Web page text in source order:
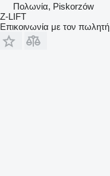
Πολωνία, Piskorzów
Z-LIFT
Επικοινωνία με τον πωλητή